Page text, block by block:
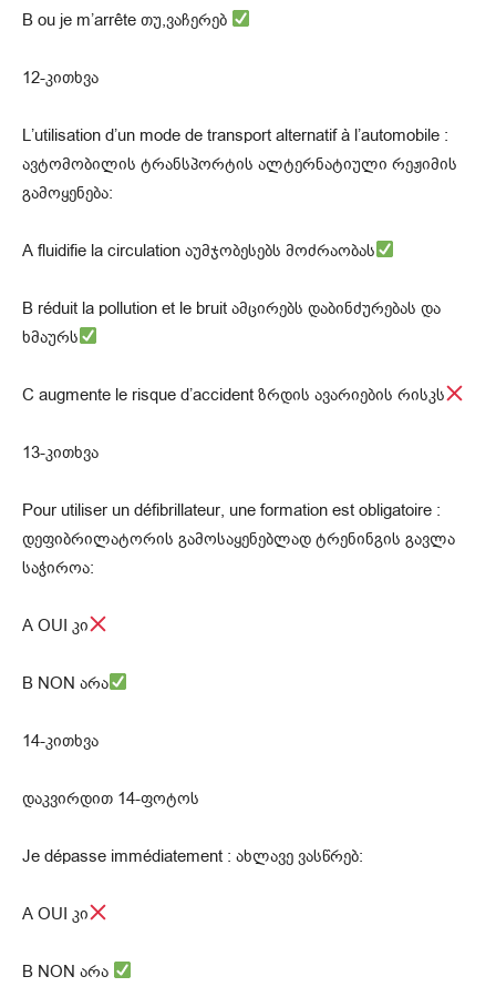
B ou je m’arrête თუ,ვაჩერებ
12-კითხვა
L’utilisation d’un mode de transport alternatif à l’automobile :
ავტომობილის ტრანსპორტის ალტერნატიული რეჟიმის
გამოყენება:
A fluidifie la circulation აუმჯობესებს მოძრაობას
B réduit la pollution et le bruit ამცირებს დაბინძურებას და
ხმაურს
C augmente le risque d’accident ზრდის ავარიების რისკს
13-კითხვა
Pour utiliser un défibrillateur, une formation est obligatoire :
დეფიბრილატორის გამოსაყენებლად ტრენინგის გავლა
საჭიროა:
A OUI კი
B NON არა
14-კითხვა
დაკვირდით 14-ფოტოს
Je dépasse immédiatement : ახლავე ვასწრებ:
A OUI კი
B NON არა